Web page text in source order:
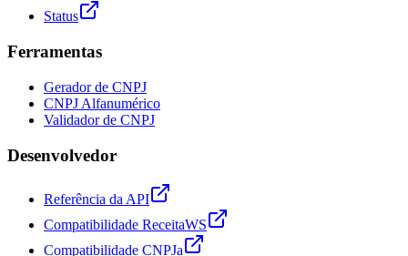
Status
Ferramentas
Gerador de CNPJ
CNPJ Alfanumérico
Validador de CNPJ
Desenvolvedor
Referência da API
Compatibilidade ReceitaWS
Compatibilidade CNPJa